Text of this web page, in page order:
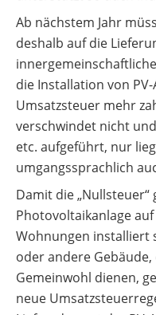
Ab nächstem Jahr
deshalb auf die
die Installation von
Umsatzsteuer mehr
verschwindet nicht
etc. aufgeführt, nur
umgangssprachlich
Damit die
Photovoltaikanlage
Wohnungen installiert
oder andere
Gemeinwohl dienen,
neue